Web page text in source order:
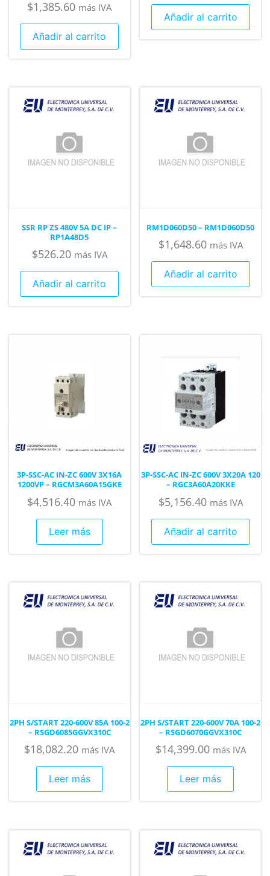
$1,385.60 más IVA
Añadir al carrito
Añadir al carrito
SSR RP ZS 480V 5A DC IP –
RP1A48D5
$526.20 más IVA
Añadir al carrito
RM1D060D50 – RM1D060D50
$1,648.60 más IVA
Añadir al carrito
3P-SSC-AC IN-ZC 600V 3X16A
1200VP – RGCM3A60A15GKE
$4,516.40 más IVA
Leer más
3P-SSC-AC IN-ZC 600V 3X20A 120
– RGC3A60A20KKE
$5,156.40 más IVA
Añadir al carrito
2PH S/START 220-600V 85A 100-2
– RSGD6085GGVX310C
$18,082.20 más IVA
Leer más
2PH S/START 220-600V 70A 100-2
– RSGD6070GGVX310C
$14,399.00 más IVA
Leer más